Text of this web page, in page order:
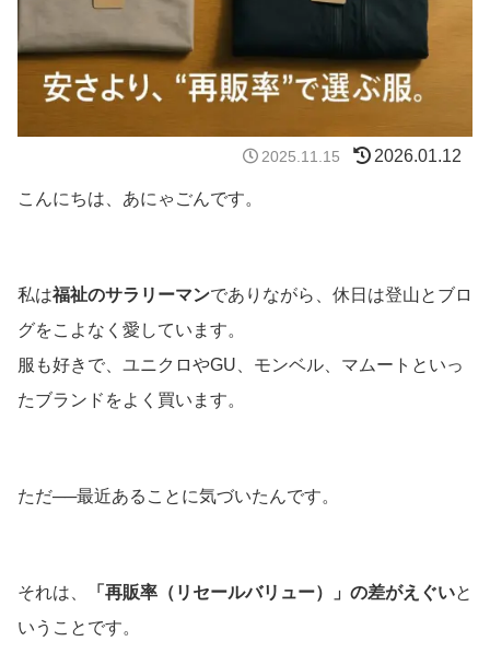
2025.11.15 2026.01.12
こんにちは、あにゃごんです。
私は福祉のサラリーマンでありながら、休日は登山とブロ
グをこよなく愛しています。
服も好きで、ユニクロやGU、モンベル、マムートといっ
たブランドをよく買います。
ただ──最近あることに気づいたんです。
それは、 「再販率（リセールバリュー）」の差がえぐいと
いうことです。